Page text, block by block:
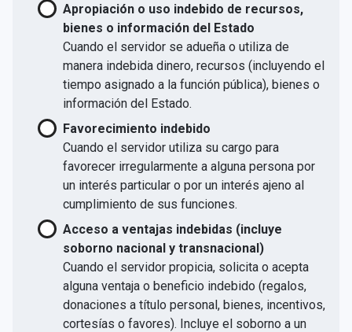
Apropiación o uso indebido de recursos,
bienes o información del Estado
Cuando el servidor se adueña o utiliza de
manera indebida dinero, recursos (incluyendo el
tiempo asignado a la función pública), bienes o
información del Estado.
Favorecimiento indebido
Cuando el servidor utiliza su cargo para
favorecer irregularmente a alguna persona por
un interés particular o por un interés ajeno al
cumplimiento de sus funciones.
Acceso a ventajas indebidas (incluye
soborno nacional y transnacional)
Cuando el servidor propicia, solicita o acepta
alguna ventaja o beneficio indebido (regalos,
donaciones a título personal, bienes, incentivos,
cortesías o favores). Incluye el soborno a un